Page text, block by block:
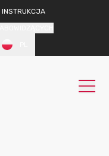
INSTRUKCJA